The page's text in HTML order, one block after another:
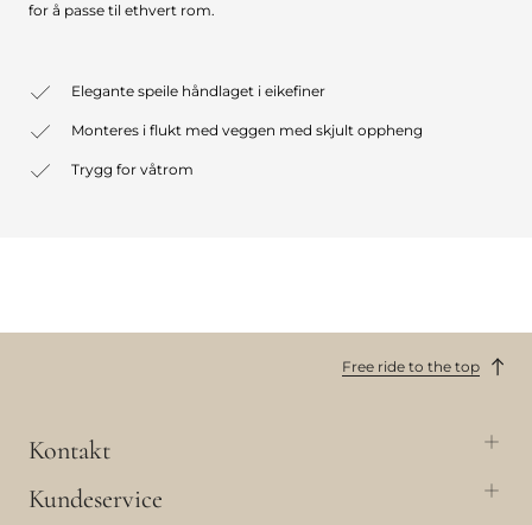
for å passe til ethvert rom.
Elegante speile håndlaget i eikefiner
Monteres i flukt med veggen med skjult oppheng
Trygg for våtrom
Free ride to the top
Kontakt
Kundeservice